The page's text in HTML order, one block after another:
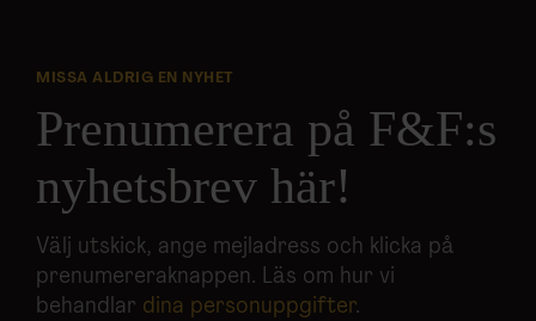
MISSA ALDRIG EN NYHET
Prenumerera på F&F:s
nyhetsbrev här!
Välj utskick, ange mejladress och klicka på
prenumereraknappen. Läs om hur vi
behandlar dina personuppgifter.